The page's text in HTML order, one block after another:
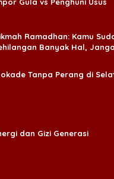
Ramadhan: Kamu
Banyak Hal,
Tanpa Perang di
dan Gizi Generasi